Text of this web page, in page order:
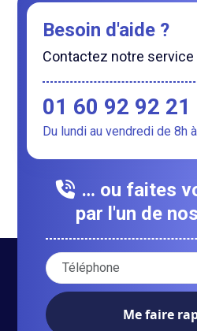
Besoin d'aide ?
Contactez notre service
01 60 92 92 21
Du lundi au vendredi de 8h
… ou faites
par l'un de
Votre numéro de